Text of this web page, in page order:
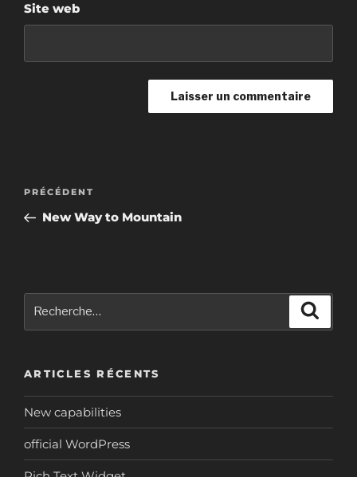
Site web
Navigation
l’article
Article
précédent
PRÉCÉDENT
New Way to Mountain
pour
ARTICLES RÉCENTS
New capabilities
official WordPress